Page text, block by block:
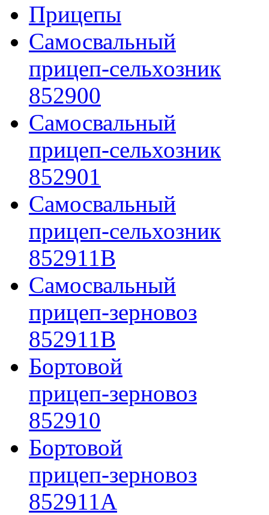
Прицепы
Самосвальный
прицеп-сельхозник
852900
Самосвальный
прицеп-сельхозник
852901
Самосвальный
прицеп-сельхозник
852911B
Самосвальный
прицеп-зерновоз
852911B
Бортовой
прицеп-зерновоз
852910
Бортовой
прицеп-зерновоз
852911A